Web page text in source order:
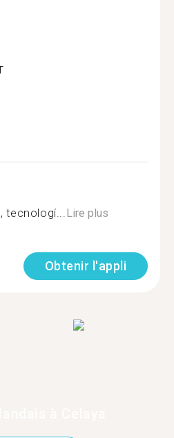
tecnologí... Lire plus
Obtenir l'appli